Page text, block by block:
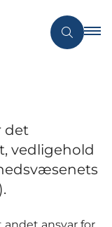
det
vedligehold